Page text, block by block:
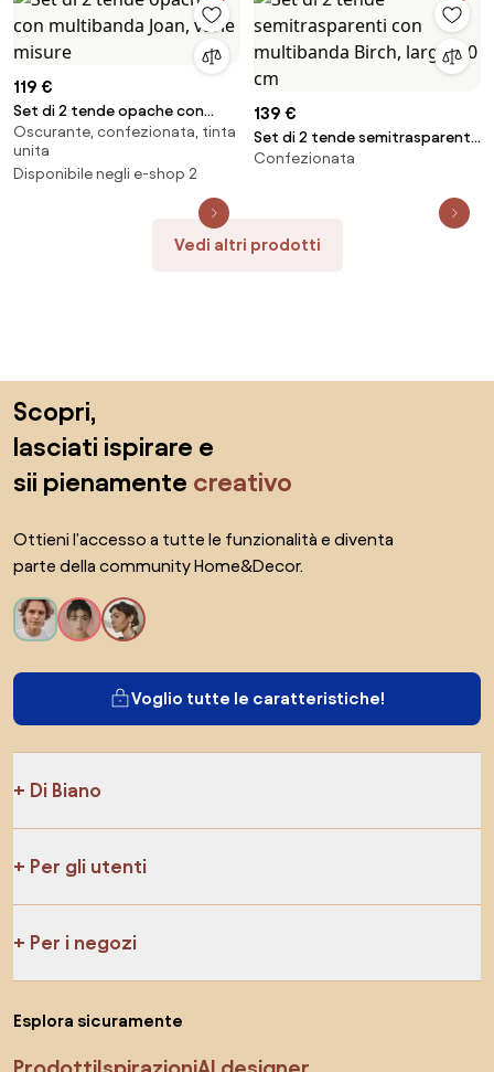
119 €
Set di 2 tende opache con
multibanda Joan, varie misure
Oscurante, confezionata, tinta
unita
Disponibile negli e-shop 2
139 €
Set di 2 tende semitrasparenti
con multibanda Birch, larg. 130
Confezionata
Vedi altri prodotti
Scopri,
lasciati ispirare e
sii pienamente creativo
Ottieni l'accesso a tutte le funzionalità e diventa
parte della community Home&Decor.
Voglio tutte le caratteristiche!
Di Biano
Per gli utenti
Per i negozi
Esplora sicuramente